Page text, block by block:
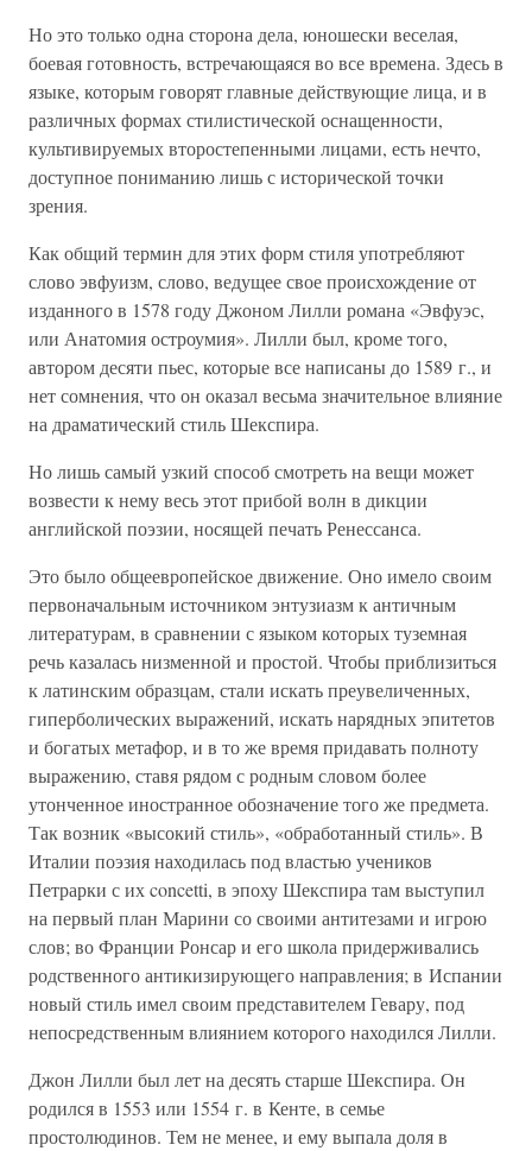
Но это только одна сторона дела, юношески веселая,
боевая готовность, встречающаяся во все времена. Здесь в
языке, которым говорят главные действующие лица, и в
различных формах стилистической оснащенности,
культивируемых второстепенными лицами, есть нечто,
доступное пониманию лишь с исторической точки
зрения.
Как общий термин для этих форм стиля употребляют
слово эвфуизм, слово, ведущее свое происхождение от
изданного в 1578 году Джоном Лилли романа «Эвфуэс,
или Анатомия остроумия». Лилли был, кроме того,
автором десяти пьес, которые все написаны до 1589 г., и
нет сомнения, что он оказал весьма значительное влияние
на драматический стиль Шекспира.
Но лишь самый узкий способ смотреть на вещи может
возвести к нему весь этот прибой волн в дикции
английской поэзии, носящей печать Ренессанса.
Это было общеевропейское движение. Оно имело своим
первоначальным источником энтузиазм к античным
литературам, в сравнении с языком которых туземная
речь казалась низменной и простой. Чтобы приблизиться
к латинским образцам, стали искать преувеличенных,
гиперболических выражений, искать нарядных эпитетов
и богатых метафор, и в то же время придавать полноту
выражению, ставя рядом с родным словом более
утонченное иностранное обозначение того же предмета.
Так возник «высокий стиль», «обработанный стиль». В
Италии поэзия находилась под властью учеников
Петрарки с их concetti, в эпоху Шекспира там выступил
на первый план Марини со своими антитезами и игрою
слов; во Франции Ронсар и его школа придерживались
родственного антикизирующего направления; в Испании
новый стиль имел своим представителем Гевару, под
непосредственным влиянием которого находился Лилли.
Джон Лилли был лет на десять старше Шекспира. Он
родился в 1553 или 1554 г. в Кенте, в семье
простолюдинов. Тем не менее, и ему выпала доля в